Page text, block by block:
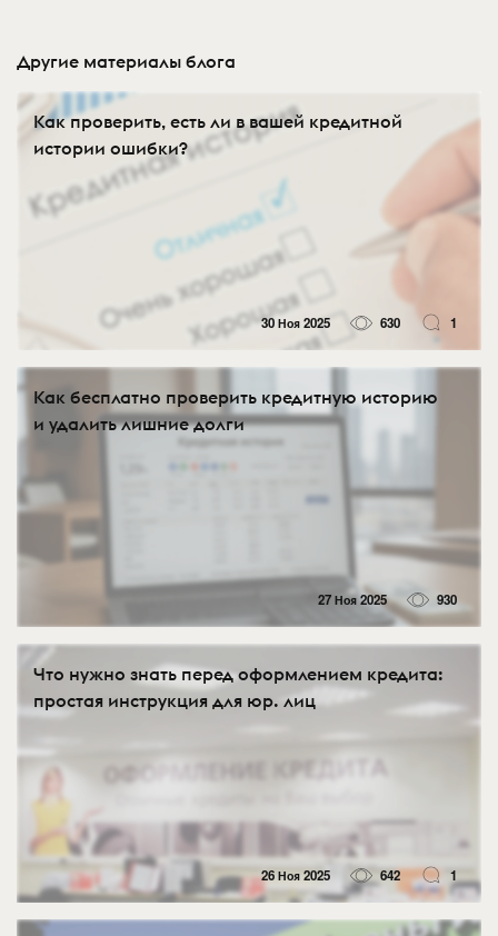
Другие материалы блога
Как проверить, есть ли в вашей кредитной
истории ошибки?
30 Ноя 2025 630 1
Как бесплатно проверить кредитную историю
и удалить лишние долги
27 Ноя 2025 930
Что нужно знать перед оформлением кредита:
простая инструкция для юр. лиц
26 Ноя 2025 642 1